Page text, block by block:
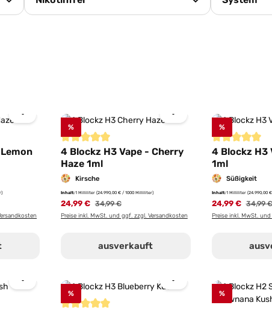
von 5 von 5 Sternen
%
Durchschnittliche Bewertung von 5 von 5 Sternen
4 Blockz H3 Vape - Cherry
Haze 1ml
Kirsche
Inhalt:1 Milliliter (24.990,00 € / 1000 Milliliter)
24,99 € Regulärer Preis:
34,99 €
Preise inkl. MwSt. und ggf. zzgl. Versandkosten
ausverkauft
%
4 Blockz H3
1ml
Süßigkeit
Inhalt:1 Milliliter (24.990,00
24,99 € 34,99 €
Preise inkl. MwSt.
% %